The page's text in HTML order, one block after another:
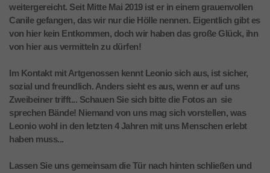
weitergereicht. Seit Mitte Mai 2019 ist er in einem grauenvollen
Canile gefangen, das wir nur die Hölle nennen. Eigentlich gibt es
von hier kein Entkommen, doch wir haben das große Glück, ihn
von hier aus vermitteln zu dürfen!
Im Kontakt mit Artgenossen kennt Leonio sich aus, ist sicher,
sozial und freundlich. Anders sieht es aus, wenn er auf uns
Zweibeiner trifft... Schauen Sie sich bitte die Fotos an  sie
sprechen Bände! Niemand von uns mag sich vorstellen, was
Leonio wohl in den letzten 4 Jahren mit uns Menschen erlebt
haben muss...
Lassen Sie uns gemeinsam die Tür nach hinten schließen und